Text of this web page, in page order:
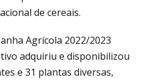
de cereais.
Agrícola 2022/2023
adquiriu e disponibilizou
e 31 plantas diversas,